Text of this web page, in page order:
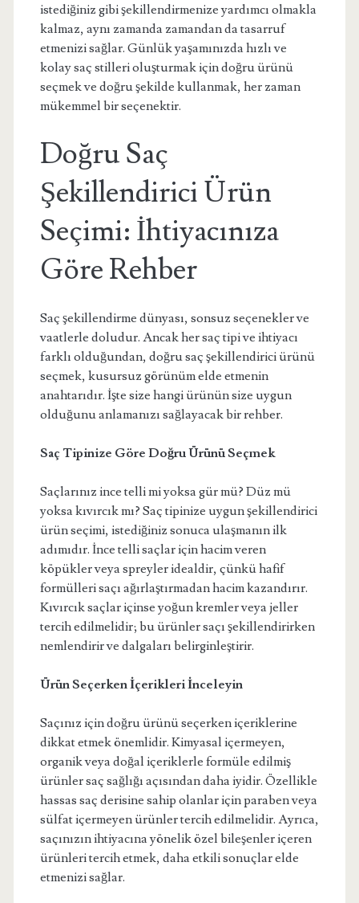
istediğiniz gibi şekillendirmenize yardımcı olmakla
kalmaz, aynı zamanda zamandan da tasarruf
etmenizi sağlar. Günlük yaşamınızda hızlı ve
kolay saç stilleri oluşturmak için doğru ürünü
seçmek ve doğru şekilde kullanmak, her zaman
mükemmel bir seçenektir.
Doğru Saç
Şekillendirici Ürün
Seçimi: İhtiyacınıza
Göre Rehber
Saç şekillendirme dünyası, sonsuz seçenekler ve
vaatlerle doludur. Ancak her saç tipi ve ihtiyacı
farklı olduğundan, doğru saç şekillendirici ürünü
seçmek, kusursuz görünüm elde etmenin
anahtarıdır. İşte size hangi ürünün size uygun
olduğunu anlamanızı sağlayacak bir rehber.
Saç Tipinize Göre Doğru Ürünü Seçmek
Saçlarınız ince telli mi yoksa gür mü? Düz mü
yoksa kıvırcık mı? Saç tipinize uygun şekillendirici
ürün seçimi, istediğiniz sonuca ulaşmanın ilk
adımıdır. İnce telli saçlar için hacim veren
köpükler veya spreyler idealdir, çünkü hafif
formülleri saçı ağırlaştırmadan hacim kazandırır.
Kıvırcık saçlar içinse yoğun kremler veya jeller
tercih edilmelidir; bu ürünler saçı şekillendirirken
nemlendirir ve dalgaları belirginleştirir.
Ürün Seçerken İçerikleri İnceleyin
Saçınız için doğru ürünü seçerken içeriklerine
dikkat etmek önemlidir. Kimyasal içermeyen,
organik veya doğal içeriklerle formüle edilmiş
ürünler saç sağlığı açısından daha iyidir. Özellikle
hassas saç derisine sahip olanlar için paraben veya
sülfat içermeyen ürünler tercih edilmelidir. Ayrıca,
saçınızın ihtiyacına yönelik özel bileşenler içeren
ürünleri tercih etmek, daha etkili sonuçlar elde
etmenizi sağlar.